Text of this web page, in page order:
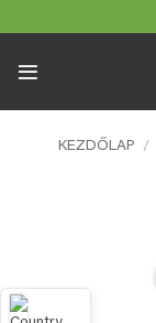
to
KEZDŐLAP /